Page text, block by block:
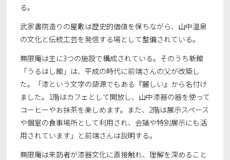
る。
武家書院造りの屋敷は歴史的価値を保ちながら、山中温泉
の文化と伝統工芸を発信する場として整備されている。
無限庵は主に3つの施設で構成されている。そのうち新館
「うるはし館」は、平成の時代に前端さんの父が改築し
た。「漆という文字の語源でもある『麗しい』から名付け
ました。1階はカフェとして開放し、山中漆器の器を使って
コーヒーやお抹茶を楽しめます。また、2階は展示スペース
や個室の食事場所として利用され、会議や特別展示にも活
用されています」と前端さんは説明する。
無限庵は来訪者が漆器文化に直接触れ、理解を深めること